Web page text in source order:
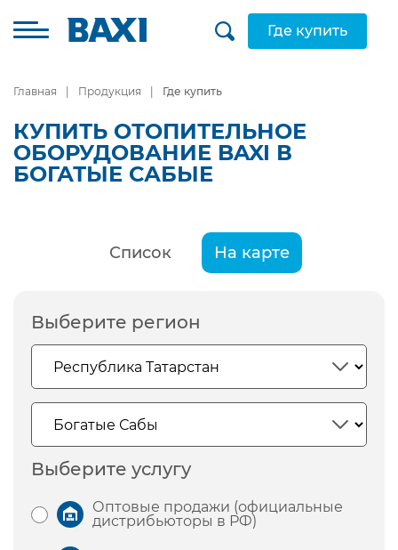
Где купить
Главная Продукция Где купить
КУПИТЬ ОТОПИТЕЛЬНОЕ
ОБОРУДОВАНИЕ BAXI В
БОГАТЫЕ САБЫЕ
Список На карте
Выберите регион
Выберите услугу
Оптовые продажи (официальные
дистрибьюторы в РФ)